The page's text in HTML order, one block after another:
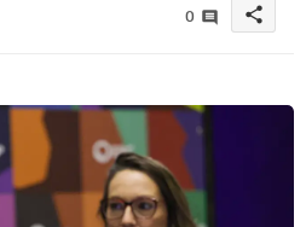
0 share